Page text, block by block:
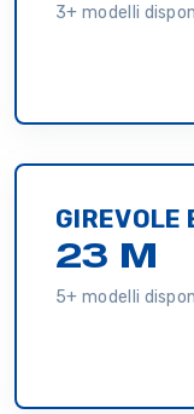
3+ modelli
23 M
5+ modelli